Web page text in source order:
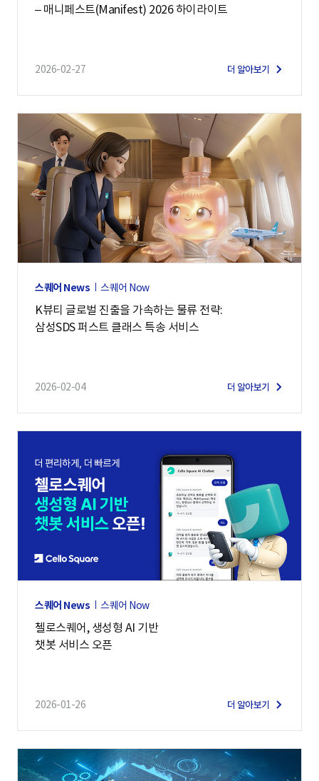
– 매니페스트(Manifest) 2026 하이라이트
2026-02-27 더 알아보기
스퀘어 News 스퀘어 Now
K뷰티 글로벌 진출을 가속하는 물류 전략:
삼성SDS 퍼스트 클래스 특송 서비스
2026-02-04 더 알아보기
스퀘어 News 스퀘어 Now
첼로스퀘어, 생성형 AI 기반
챗봇 서비스 오픈
2026-01-26 더 알아보기